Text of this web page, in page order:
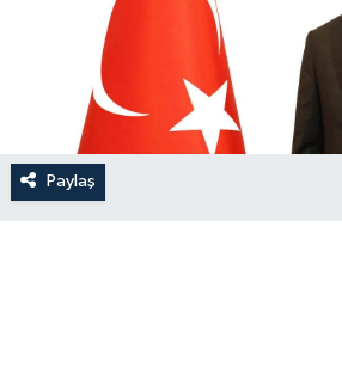
Paylaş